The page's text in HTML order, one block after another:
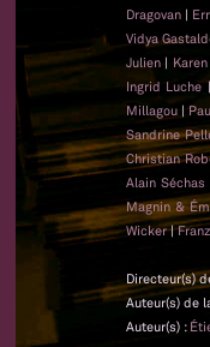
Dragovan |
Vidya
Julien |
Ingrid Luche
Millagou |
Sandrine
Christian
Alain Séchas
Magnin &
Wicker|
Directeur(s)
Auteur(s) de
Auteur(s) :